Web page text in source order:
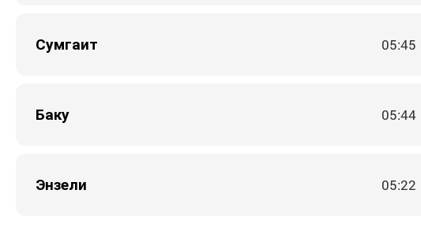
Сумгаит 05:45
Баку 05:44
Энзели 05:22